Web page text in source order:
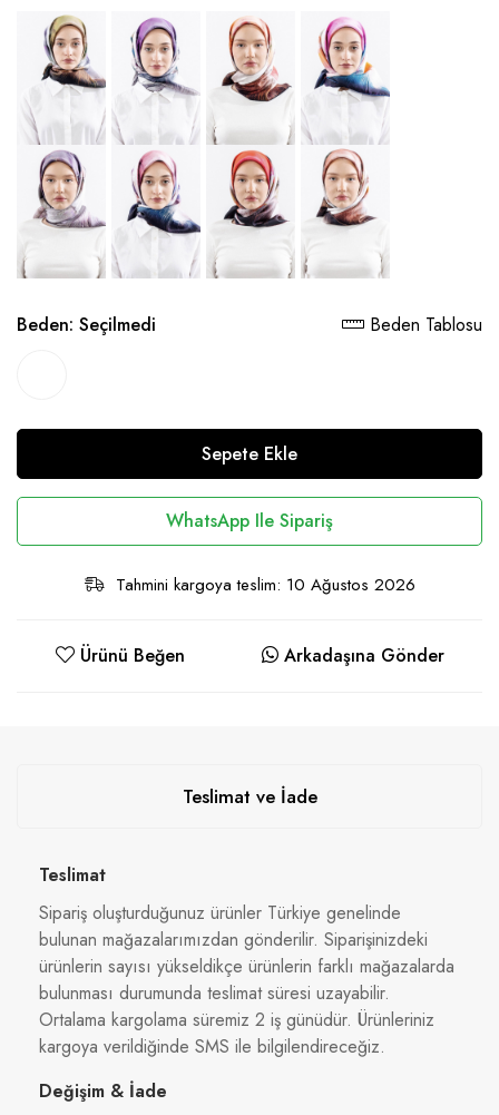
Beden: Seçilmedi Beden Tablosu
Sepete Ekle
WhatsApp Ile Sipariş
Tahmini kargoya teslim: 10 Ağustos 2026
Ürünü Beğen Arkadaşına Gönder
Teslimat ve İade
Teslimat
Sipariş oluşturduğunuz ürünler Türkiye genelinde
bulunan mağazalarımızdan gönderilir. Siparişinizdeki
ürünlerin sayısı yükseldikçe ürünlerin farklı mağazalarda
bulunması durumunda teslimat süresi uzayabilir.
Ortalama kargolama süremiz 2 iş günüdür. Ürünleriniz
kargoya verildiğinde SMS ile bilgilendireceğiz.
Değişim & İade